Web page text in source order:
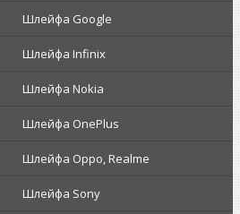
Шлейфа Google
Шлейфа Infinix
Шлейфа Nokia
Шлейфа OnePlus
Шлейфа Oppo, Realme
Шлейфа Sony